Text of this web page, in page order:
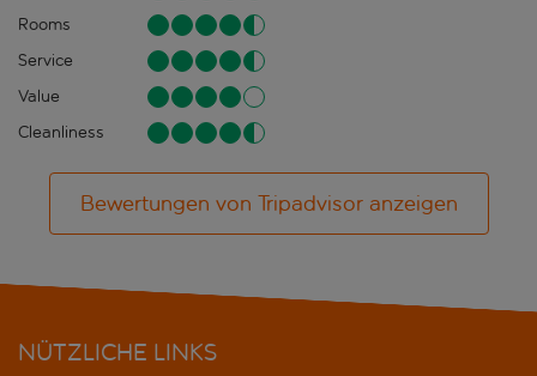
Rooms
Service
Value
Cleanliness
Bewertungen von Tripadvisor anzeigen
NÜTZLICHE LINKS